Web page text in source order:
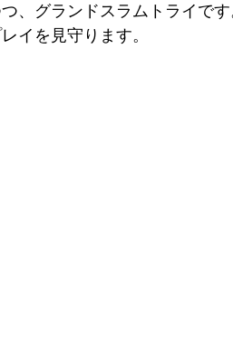
、グランドスラムトライで
イを見守ります。